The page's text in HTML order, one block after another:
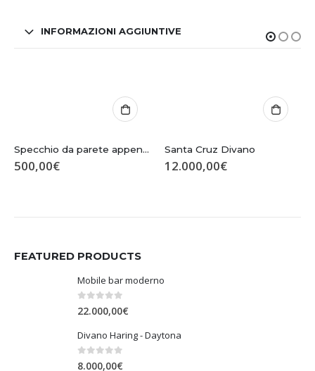
INFORMAZIONI AGGIUNTIVE
Specchio da parete appendiabiti Tonin Casa – Family 7534
500,00€
Santa Cruz Divano
12.000,00€
FEATURED PRODUCTS
Mobile bar moderno
0Su 5
22.000,00€
Divano Haring - Daytona
0Su 5
8.000,00€